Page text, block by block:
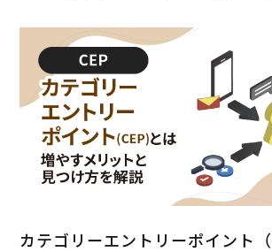
カテゴリーエントリーポイント（